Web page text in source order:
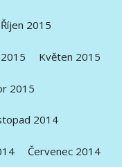
Říjen 2015
Květen 2015
2015
2014
Červenec 2014